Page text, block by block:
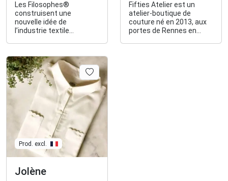
Les Filosophes®
construisent une
nouvelle idée de
l’industrie textile
envisagent le vêtement
avec pragmatisme :
fabriquer des pièces
intemporelles,
accessibles et les
concevoir au plus proche
de leurs clients.
Fifties Atelier est un
atelier-boutique de
couture né en 2013, aux
portes de Rennes en
Prod. excl.
Jolène